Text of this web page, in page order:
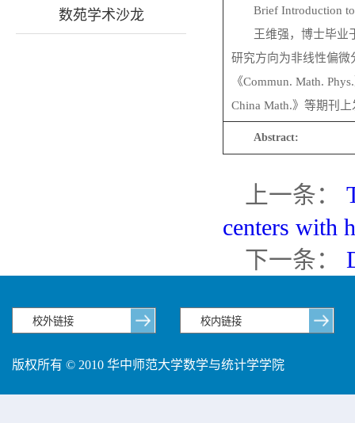
数苑学术沙龙
Brief Introduction to
王维强，博士毕业
研究方向为非线性偏微
《Commun. Math.
China Math.》等期刊
Abstract:
上一条：
centers with
下一条：
版权所有 © 2010 华中师范大学数学与统计学学院